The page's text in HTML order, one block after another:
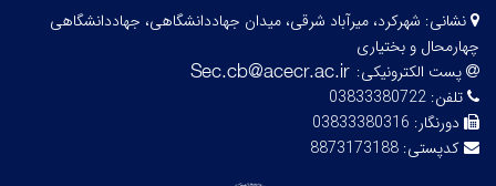
نشانی: شهرکرد، میرآباد شرقی، میدان جهاددانشگاهی، جهاددانشگاهی
چهارمحال و بختیاری
پست الکترونیکی:
تلفن: 03833380722
دورنگار: 03833380316
کدپستی: 8873173188